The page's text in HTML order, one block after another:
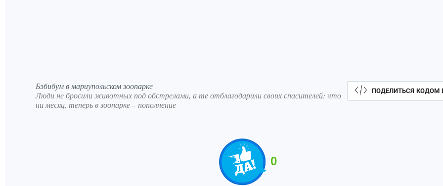
Бэбибум в мариупольском зоопарке
Люди не бросили животных под обстрелами, а те отблагодарили своих спасителей: что
ни месяц, теперь в зоопарке – пополнение
ПОДЕЛИТЬСЯ КОДОМ
0